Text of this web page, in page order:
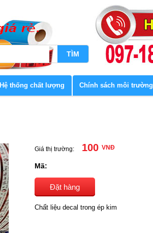
Hệ thống chất lượng Chính sách môi trường
Giá thị trường: 100 VNĐ
Mã:
Đặt hàng
Chất liệu decal trong ép kim